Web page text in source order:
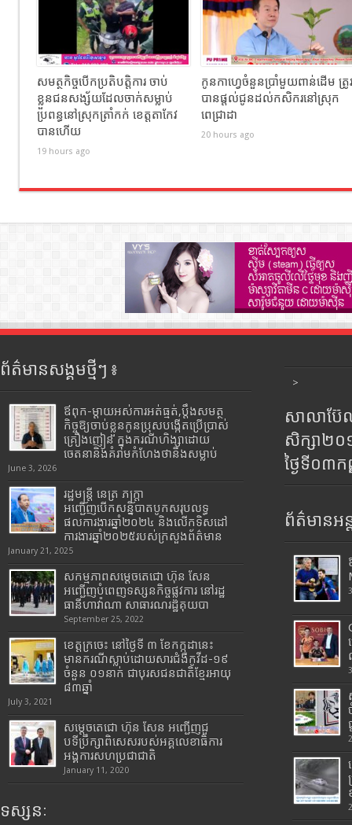
សមត្ថកិច្ចបើកប្រតិបត្តិការ ចាប់
ខ្លួនជនសង្ស័យដែលចាក់សម្លាប់
ប្រពន្ធនៅស្រុកត្រាំកក់ ខេត្តតាកែវ
បានហេីយ
19 hours ago
កូនកាហ្វេចំនួនប្រាំមួយពាន់ដើម ត្រូ
បានផ្តល់ជូនដល់កសិករនៅស្រុក
ពេជ្រាដា
20 hours ago
ព័ត៌មានសង្គមថ្មីៗ ៖
ឪពុក-ម្ដាយអស់ការអត់ធ្មត់,ប្ដឹងសមត្ថ
កិច្ចឱ្យចាប់ខ្លួនកូនប្រុសបង្កើតប្រើប្រាស់
គ្រឿងញៀន ក្នុងករណីហិង្សាដោយ
ចេតនានិងគំរាមកំហែងថានឹងសម្លាប់
June 3, 2026
រដ្ឋមន្រ្តី​ នេត្រ​ ភក្ត្រា​
អញ្ជើញបើកសន្និបាតបូកសរុបលទ្ធ
ផលការងារឆ្នាំ២០២៤ និងលើកទិសដៅ
ការងារឆ្នាំ២០២៥របស់​ក្រសួង​ព័ត៌មាន​
January 21, 2025
សកម្មភាពសម្តេចតេជោ ហ៊ុន សែន
អញ្ជើញបំពេញទស្សនកិច្ចផ្លូវការ នៅរដ្ឋ
ធានីហាវ៉ាណា សាធារណរដ្ឋគុយបា
September 25, 2022
ខេត្តក្រចេះ នៅថ្ងៃទី ៣ ខែកក្កដានេះ
មានករណីស្លាប់ដោយសារជំងឺកូវីដ-១៩
ចំនួន ០១នាក់ ជាបុរសជនជាតិខ្មែរអាយុ
៨៣ឆ្នាំ
July 3, 2021
សម្តេចតេជោ ហ៊ុន សែន អញ្ជើញជួ
បទីប្រឹក្សាពិសេសរបស់អគ្គលេខាធិការ
អង្គការសហប្រជាជាតិ
January 11, 2020
ទស្សនៈ
>
សាលាប៊ែ
សិក្សា២
ថ្ងៃទី០៣
ព័ត៌មានអន្